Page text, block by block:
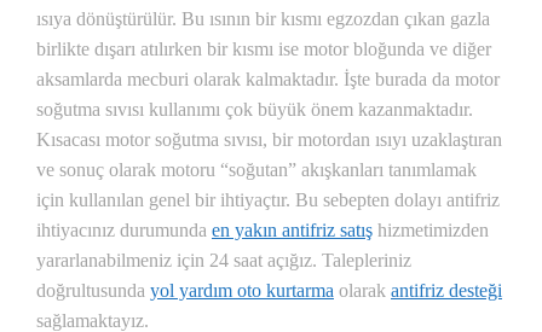
ısıya dönüştürülür. Bu ısının bir kısmı egzozdan çıkan gazla
birlikte dışarı atılırken bir kısmı ise motor bloğunda ve diğer
aksamlarda mecburi olarak kalmaktadır. İşte burada da motor
soğutma sıvısı kullanımı çok büyük önem kazanmaktadır.
Kısacası motor soğutma sıvısı, bir motordan ısıyı uzaklaştıran
ve sonuç olarak motoru “soğutan” akışkanları tanımlamak
için kullanılan genel bir ihtiyaçtır. Bu sebepten dolayı antifriz
ihtiyacınız durumunda en yakın antifriz satış hizmetimizden
yararlanabilmeniz için 24 saat açığız. Talepleriniz
doğrultusunda yol yardım oto kurtarma olarak antifriz desteği
sağlamaktayız.